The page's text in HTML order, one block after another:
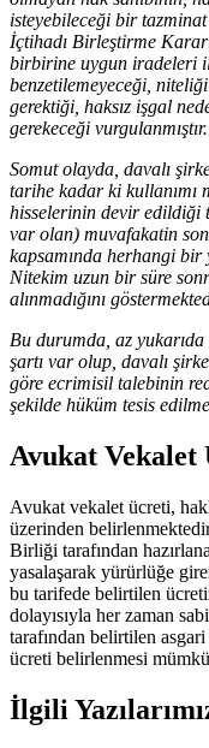
isteyebileceği bir
İçtihadı Birleştirme
birbirine uygun iradeleri
benzetilemeyeceği,
gerektiği, haksız işgal
gerekeceği vurgulanmıştır.
Somut olayda, davalı
tarihe kadar ki kullanımı
hisselerinin devir edildiği
var olan) muvafakatin
kapsamında herhangi bir
Nitekim uzun bir süre
alınmadığını
Bu durumda, az
şartı var olup, davalı
göre ecrimisil talebinin
şekilde hüküm tesis
Avukat Vekalet
Avukat vekalet ücreti,
üzerinden
Birliği tarafından
yasalaşarak yürürlüğe
bu tarifede belirtilen
dolayısıyla her zaman
tarafından belirtilen
ücreti belirlenmesi
İlgili